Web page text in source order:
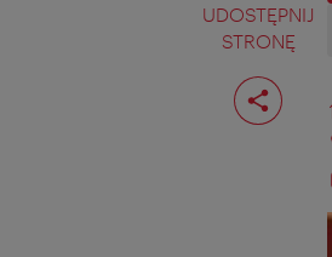
UDOSTĘPNIJ
STRONĘ
Podziel
stronę